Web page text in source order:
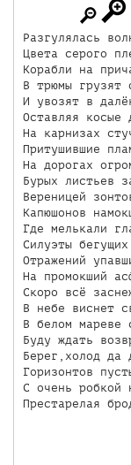
Разгулялась
Цвета серого
Корабли на
В трюмы грузят
И увозят в
Оставляя косые
На карнизах
Притушившие
На дорогах
Бурых листьев
Вереницей
Капюшонов
Где мелькали
Силуэты
Отражений
На промокший
Скоро всё
В небе виснет
В белом мареве
Буду ждать
Берег,холод да
Горизонтов
С очень робкой
Престарелая